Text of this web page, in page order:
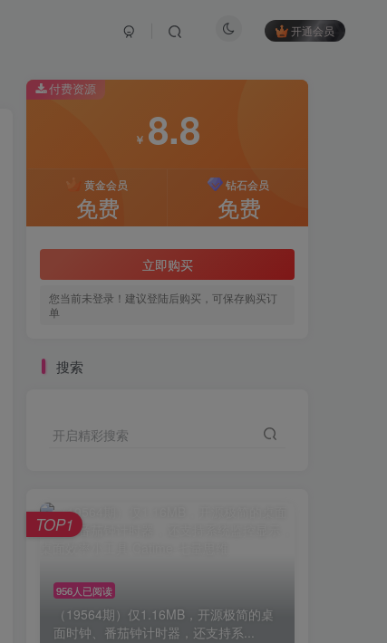
开通会员
付费资源
￥ 8.8
黄金会员
免费
钻石会员
免费
立即购买
您当前未登录！建议登陆后购买，可保存购买订
单
搜索
开启精彩搜索
956人已阅读
（19564期）仅1.16MB，开源极简的桌
面时钟、番茄钟计时器，还支持系...
TOP1